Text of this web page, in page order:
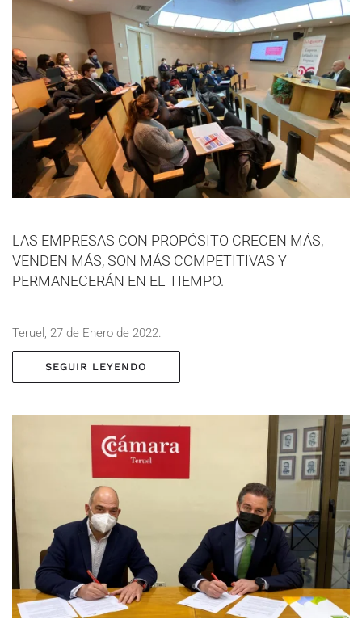
LAS EMPRESAS CON PROPÓSITO CRECEN MÁS,
VENDEN MÁS, SON MÁS COMPETITIVAS Y
PERMANECERÁN EN EL TIEMPO.
Teruel, 27 de Enero de 2022.
SEGUIR LEYENDO